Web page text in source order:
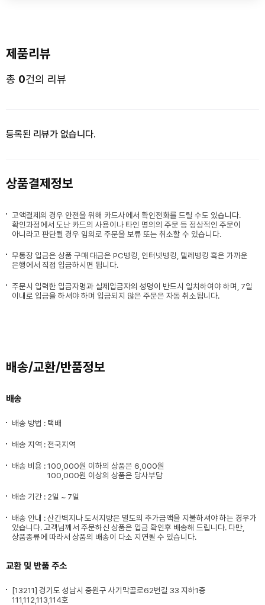
제품리뷰
총 0건의 리뷰
등록된 리뷰가 없습니다.
상품결제정보
고액결제의 경우 안전을 위해 카드사에서 확인전화를 드릴 수도 있습니다.
확인과정에서 도난 카드의 사용이나 타인 명의의 주문 등 정상적인 주문이
아니라고 판단될 경우 임의로 주문을 보류 또는 취소할 수 있습니다.
무통장 입금은 상품 구매 대금은 PC뱅킹, 인터넷뱅킹, 텔레뱅킹 혹은 가까운
은행에서 직접 입금하시면 됩니다.
주문시 입력한 입금자명과 실제입금자의 성명이 반드시 일치하여야 하며, 7일
이내로 입금을 하셔야 하며 입금되지 않은 주문은 자동 취소됩니다.
배송/교환/반품정보
배송
배송 방법 : 택배
배송 지역 : 전국지역
배송 비용 :100,000원 이하의 상품은 6,000원
100,000원 이상의 상품은 당사부담
배송 기간 : 2일 ~ 7일
배송 안내 : 산간벽지나 도서지방은 별도의 추가금액을 지불하셔야 하는 경우가
있습니다. 고객님께서 주문하신 상품은 입금 확인후 배송해 드립니다. 다만,
상품종류에 따라서 상품의 배송이 다소 지연될 수 있습니다.
교환 및 반품 주소
[13211] 경기도 성남시 중원구 사기막골로62번길 33 지하1층
111,112,113,114호